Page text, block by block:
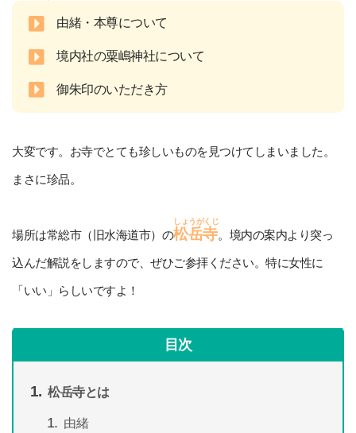
由緒・本尊について
境内社の粟嶋神社について
御朱印のいただき方
大変です。お寺でとても珍しいものを見つけてしまいました。
まさに珍品。
場所は常総市（旧水海道市）の松岳寺
しょうがくじ
。境内の案内より突っ
込んだ解説をしますので、ぜひご参拝ください。特に女性に
「いい」らしいですよ！
目次
松岳寺とは
由緒